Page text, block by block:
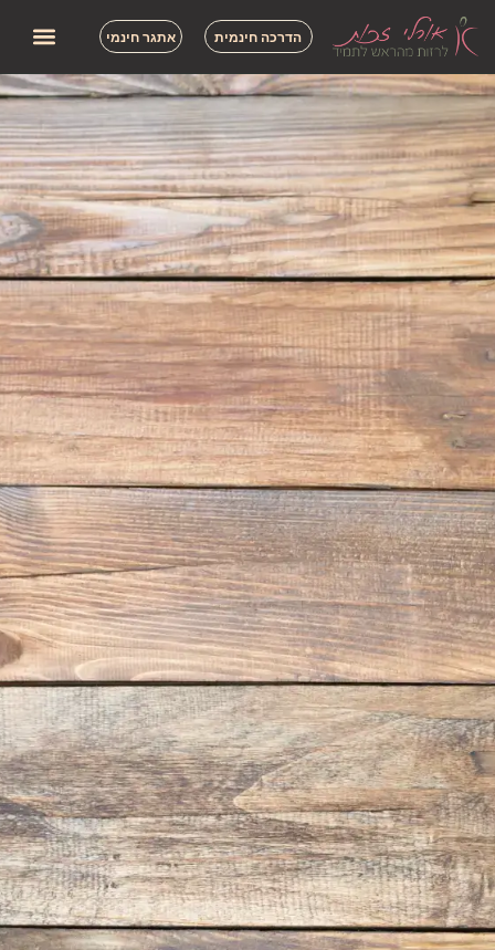
הדרכה חינמית אתגר חינמי